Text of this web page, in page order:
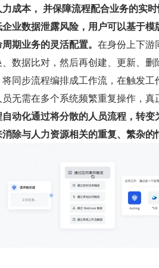
成本， 并保障流程配合业务的实
业数据泄露风险，用户可以基于模
期业务的灵活配置。 在身份上下游
数据比对，然后再创建、更新、
同步流程编排成工作流，在触发
无需在多个系统频繁重复操作，真
动化通过将分散的人员流程，转
除与人力资源相关的重复、繁杂的